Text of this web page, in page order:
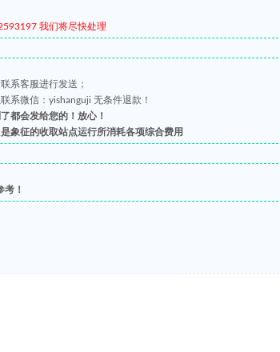
我们将尽快处理
系客服进行发送；
系微信：yishanguji 无条件退款！
都会发给您的！放心！
象征的收取站点运行所消耗各项综合费用
！